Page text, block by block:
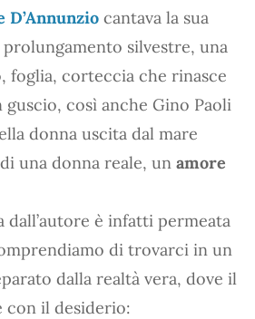
D’Annunzio cantava la sua
silvestre, una
foglia, corteccia che rinasce
guscio, così anche Gino Paoli
donna uscita dal mare
una donna reale, un amore
dall’autore è infatti permeata
di trovarci in un
dalla realtà vera, dove il
con il desiderio: